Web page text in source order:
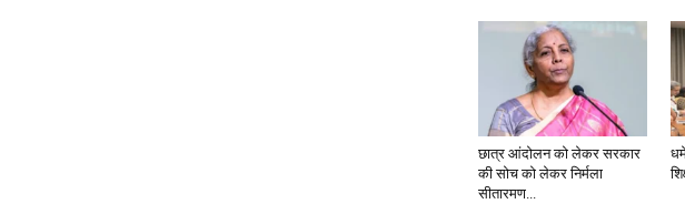
छात्र आंदोलन को लेकर सरकार
की सोच को लेकर निर्मला
सीतारमण...